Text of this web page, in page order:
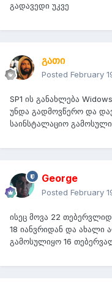
გადავედი უკვე
გათი
Posted February
SP1 ის განახლება
უნდა გადმოვწერო და
საინსტალაციო
George
Posted February
ისეც მოვა 22
18 იანვრიდან და ახალი
გამოსულიყო 16